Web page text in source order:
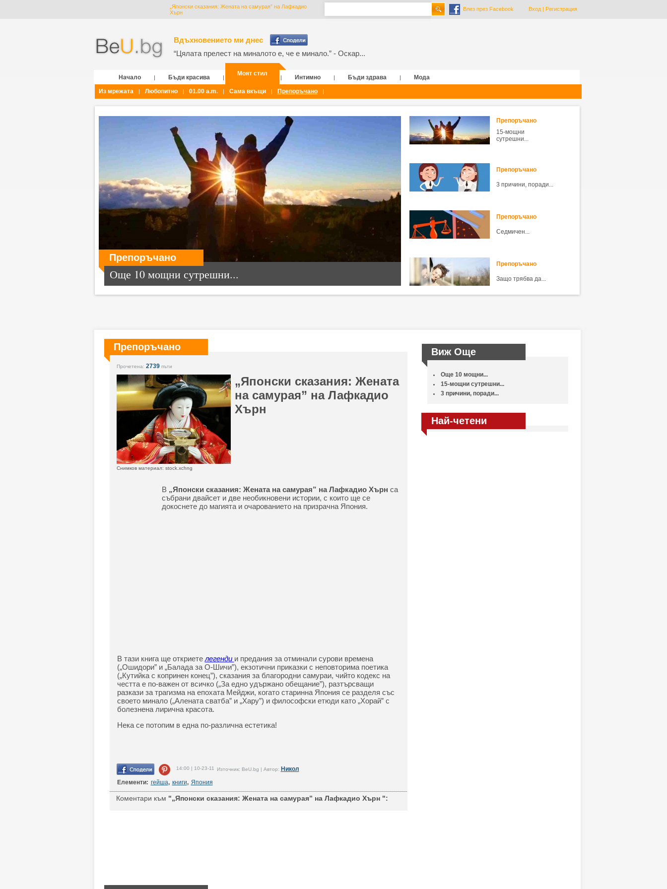
„Японски сказания: Жената на самурая” на Лафкадио
Хърн
Влез през Facebook Вход| Регистрация
Вдъхновението ми днес
“Цялата прелест на миналото е, че е минало.” - Оскар...
Начало | Бъди красива |
Моят стил
| Интимно | Бъди здрава |
Мода
Из мрежата
| Любопитно | 01.00 a.m. | Сама вкъщи | Препоръчано |
Препоръчано
Още 10 мощни сутрешни...
Препоръчано
15-мощни
сутрешни...
Препоръчано
3 причини, поради...
Препоръчано
Седмичен...
Препоръчано
Защо трябва да...
Препоръчано
Прочетена: 2739пъти
„Японски сказания: Жената
на самурая” на Лафкадио
Хърн
Снимков материал: stock.xchng
В „Японски сказания: Жената на самурая” на Лафкадио Хърн са
събрани двайсет и две необикновени истории, с които ще се
докоснете до магията и очарованието на призрачна Япония.
В тази книга ще откриете легенди и предания за отминали сурови времена
(„Ошидори” и „Балада за О-Шичи”), екзотични приказки с неповторима поетика
(„Кутийка с копринен конец”), сказания за благородни самураи, чийто кодекс на
честта е по-важен от всичко („За едно удържано обещание”), разтърсващи
разкази за трагизма на епохата Мейджи, когато старинна Япония се разделя със
своето минало („Алената сватба” и „Хару”) и философски етюди като „Хорай” с
болезнена лирична красота.
Нека се потопим в една по-различна естетика!
14:00 | 10-23-11 Източник: BeU.bg | Автор: Никол
Елементи: гейша, книги, Япония
Коментари към "„Японски сказания: Жената на самурая” на Лафкадио Хърн ":
Виж Още
Още 10 мощни...
15-мощни сутрешни...
3 причини, поради...
Най-четени